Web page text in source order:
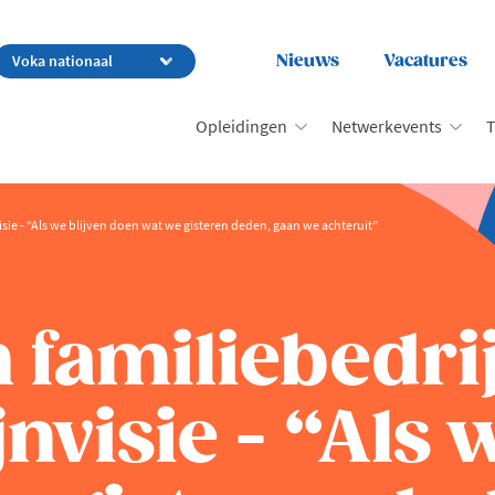
Nieuws Vacatures
Opleidingen Netwerkevents
- “Als we blijven doen wat we gisteren deden, gaan we achteruit”
- “Als